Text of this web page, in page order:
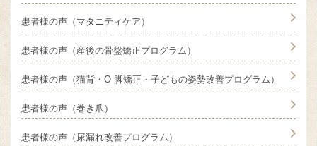
患者様の声（マタニティケア）
患者様の声（産後の骨盤矯正プログラム）
患者様の声（猫背・O 脚矯正・子どもの姿勢改善プログラム）
患者様の声（巻き爪）
患者様の声（尿漏れ改善プログラム）